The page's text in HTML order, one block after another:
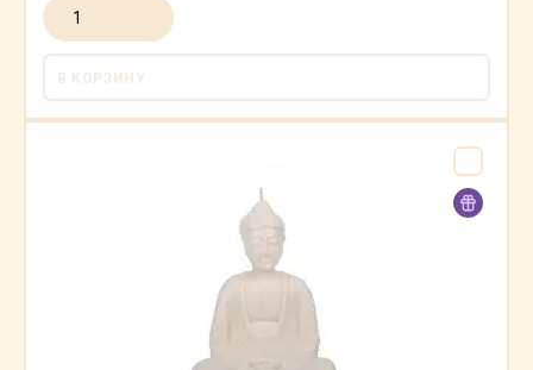
В КОРЗИНУ